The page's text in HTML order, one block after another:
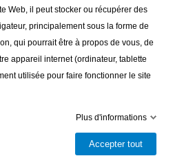
au panier
Web, il peut stocker ou récupérer des
principalement sous la forme de
qui pourrait être à propos de vous, de
appareil internet (ordinateur, tablette
utilisée pour faire fonctionner le site
Plus d'informations
Accepter tout